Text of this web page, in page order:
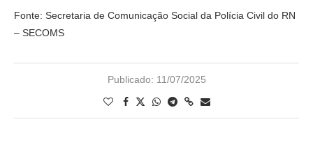
Fonte: Secretaria de Comunicação Social da Polícia Civil do RN
– SECOMS
Publicado: 11/07/2025